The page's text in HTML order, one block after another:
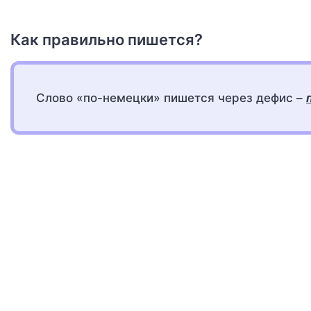
Как правильно пишется?
Слово «по-немецки» пишется через дефис –